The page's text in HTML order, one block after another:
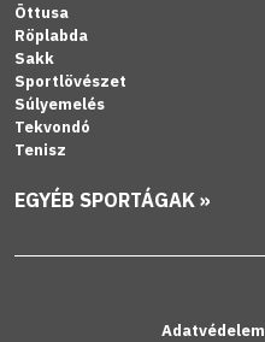
Öttusa
Röplabda
Sakk
Sportlövészet
Súlyemelés
Tekvondó
Tenisz
EGYÉB SPORTÁGAK »
Adatvédelem